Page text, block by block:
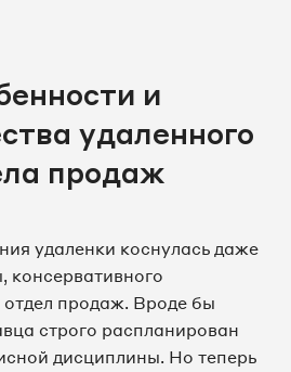
и
удаленного
продаж
удаленки коснулась даже
консервативного
отдел продаж. Вроде бы
строго распланирован
дисциплины. Но теперь